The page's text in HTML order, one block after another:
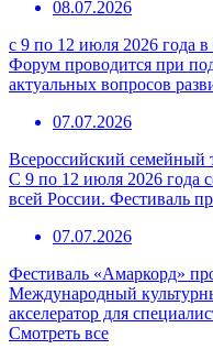
08.07.2026
с 9 по 12 июля 2026 года
Форум проводится при
актуальных вопросов
07.07.2026
Всероссийский семейный
С 9 по 12 июля 2026 года
всей России. Фестиваль
07.07.2026
Фестиваль «Амаркорд»
Международный
акселератор для
Смотреть все